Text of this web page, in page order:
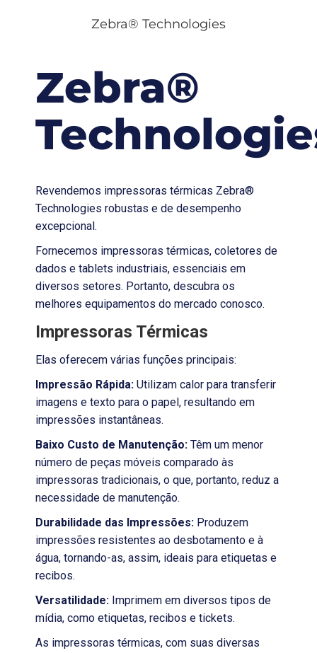
Zebra® Technologies
Zebra®
Revendemos impressoras térmicas Zebra®
Technologies robustas e de desempenho
excepcional.
Fornecemos impressoras térmicas, coletores de
dados e tablets industriais, essenciais em
diversos setores. Portanto, descubra os
melhores equipamentos do mercado conosco.
Impressoras Térmicas
Elas oferecem várias funções principais:
Impressão Rápida: Utilizam calor para transferir
imagens e texto para o papel, resultando em
impressões instantâneas.
Baixo Custo de Manutenção: Têm um menor
número de peças móveis comparado às
impressoras tradicionais, o que, portanto, reduz a
necessidade de manutenção.
Durabilidade das Impressões: Produzem
impressões resistentes ao desbotamento e à
água, tornando-as, assim, ideais para etiquetas e
recibos.
Versatilidade: Imprimem em diversos tipos de
mídia, como etiquetas, recibos e tickets.
As impressoras térmicas, com suas diversas